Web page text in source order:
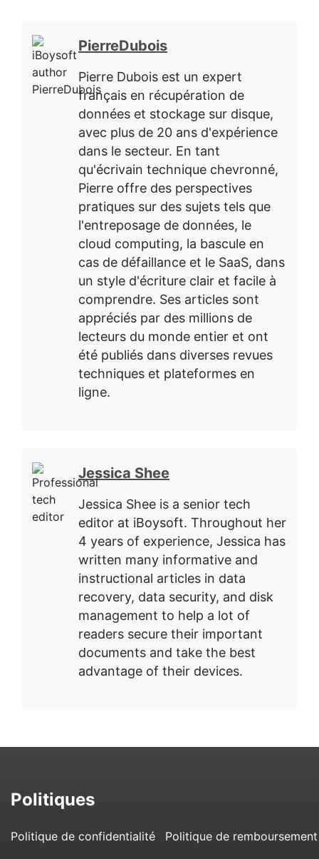
PierreDubois
Pierre Dubois est un expert
français en récupération de
données et stockage sur disque,
avec plus de 20 ans d'expérience
dans le secteur. En tant
qu'écrivain technique chevronné,
Pierre offre des perspectives
pratiques sur des sujets tels que
l'entreposage de données, le
cloud computing, la bascule en
cas de défaillance et le SaaS, dans
un style d'écriture clair et facile à
comprendre. Ses articles sont
appréciés par des millions de
lecteurs du monde entier et ont
été publiés dans diverses revues
techniques et plateformes en
ligne.
Jessica Shee
Jessica Shee is a senior tech
editor at iBoysoft. Throughout her
4 years of experience, Jessica has
written many informative and
instructional articles in data
recovery, data security, and disk
management to help a lot of
readers secure their important
documents and take the best
advantage of their devices.
Politiques
Politique de confidentialité Politique de remboursement